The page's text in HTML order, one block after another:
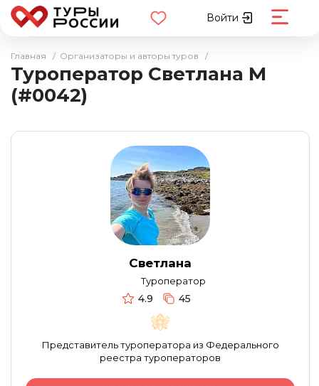
Войти
Главная / Организаторы и авторы туров /
Туроператор Светлана М
(#0042)
Светлана
Туроператор
4.9 45
Представитель туроператора из Федерального
реестра туроператоров